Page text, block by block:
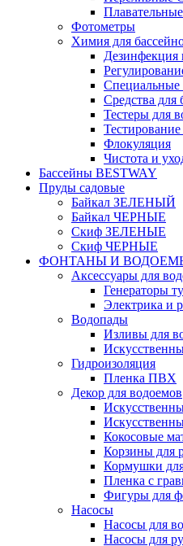
Фотометры
Химия для
Дезинфекция
Специальные
Средства для
Тестеры для
Флокуляция
Чистота и
Бассейны BESTWAY
Пруды садовые
Байкал ЗЕЛЕНЫЙ
Байкал ЧЕРНЫЕ
Скиф ЗЕЛЕНЫЕ
Скиф ЧЕРНЫЕ
ФОНТАНЫ И
Аксессуары для
Генераторы
Электрика и
Водопады
Изливы для
Гидроизоляция
Пленка ПВХ
Декор для водоемов
Кокосовые
Корзины для
Кормушки
Пленка с
Фигуры для
Насосы
Насосы для
Насосы для